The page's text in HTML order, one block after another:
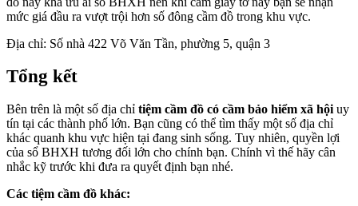
mức giá đầu ra vượt trội hơn số đông cầm đồ trong khu vực.
Địa chỉ: Số nhà 422 Võ Văn Tần, phường 5, quận 3
Tổng kết
Bên trên là một số địa chỉ tiệm cầm đồ có cầm bảo hiểm xã hội uy
tín tại các thành phố lớn. Bạn cũng có thể tìm thấy một số địa chỉ
khác quanh khu vực hiện tại đang sinh sống. Tuy nhiên, quyền lợi
của sổ BHXH tương đối lớn cho chính bạn. Chính vì thế hãy cân
nhắc kỹ trước khi đưa ra quyết định bạn nhé.
Các tiệm cầm đồ khác: